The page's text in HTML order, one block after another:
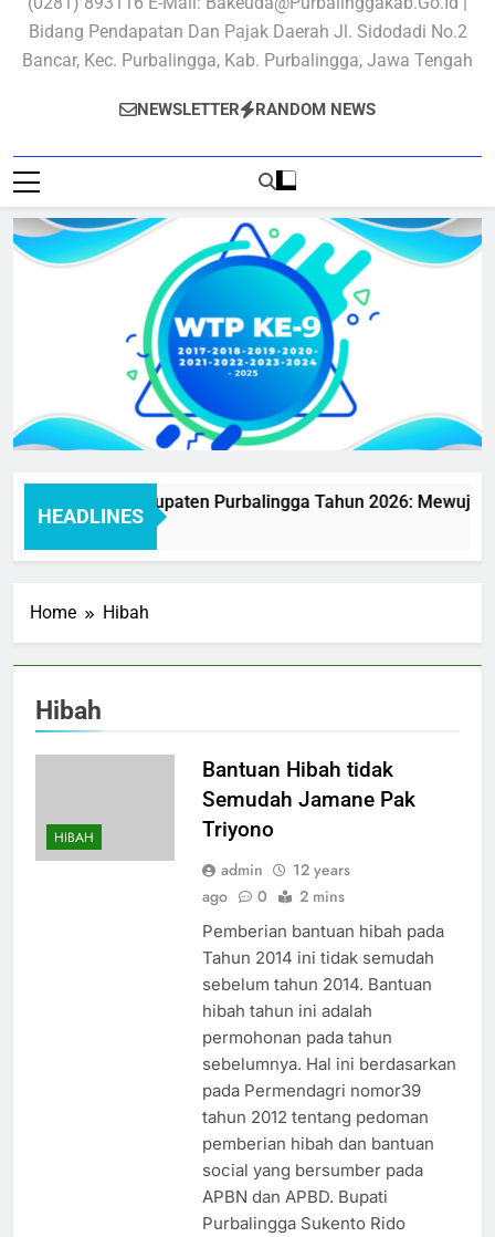
Bidang Pendapatan Dan Pajak Daerah Jl. Sidodadi No.2
Bancar, Kec. Purbalingga, Kab. Purbalingga, Jawa Tengah
NEWSLETTER RANDOM NEWS
HEADLINES
BAKEUDA Kabupaten Purbalingga Tahun 2026:
Home Hibah
Hibah
HIBAH
Bantuan Hibah tidak
Semudah Jamane Pak
Triyono
admin
12 years
ago
0 2 mins
Pemberian bantuan hibah pada
Tahun 2014 ini tidak semudah
sebelum tahun 2014. Bantuan
hibah tahun ini adalah
permohonan pada tahun
sebelumnya. Hal ini berdasarkan
pada Permendagri nomor39
tahun 2012 tentang pedoman
pemberian hibah dan bantuan
social yang bersumber pada
APBN dan APBD. Bupati
Purbalingga Sukento Rido